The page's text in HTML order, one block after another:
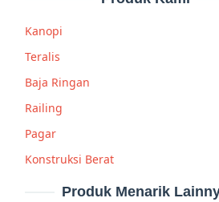
Kanopi
Teralis
Baja Ringan
Railing
Pagar
Konstruksi Berat
Produk Menarik